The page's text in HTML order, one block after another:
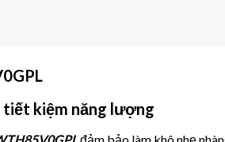
tiết kiệm năng lượng